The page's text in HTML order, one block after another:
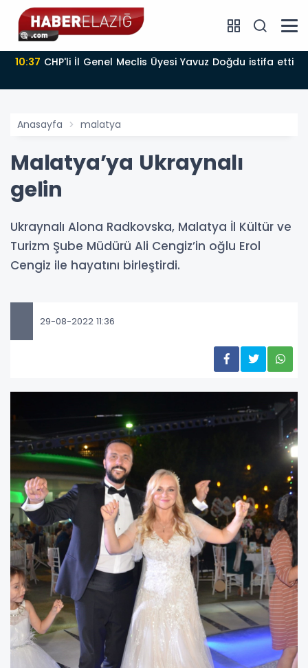
10:37 CHP'li İl Genel Meclis Üyesi Yavuz Doğdu istifa etti
Anasayfa malatya
Malatya’ya Ukraynalı
gelin
Ukraynalı Alona Radkovska, Malatya İl Kültür ve
Turizm Şube Müdürü Ali Cengiz’in oğlu Erol
Cengiz ile hayatını birleştirdi.
29-08-2022 11:36